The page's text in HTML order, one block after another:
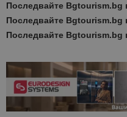
Последвайте Bgtourism.bg
Последвайте Bgtourism.bg
Последвайте Bgtourism.bg